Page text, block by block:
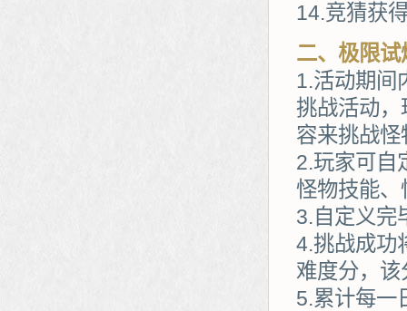
14.竞猜获
二、极限试
1.活动期间
挑战活动，
容来挑战怪
2.玩家可自
怪物技能
3.自定义完
4.挑战成功
难度分，
5.累计每一